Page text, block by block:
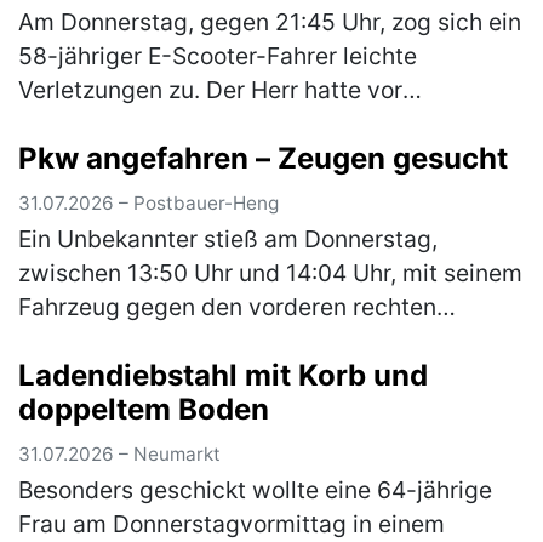
Am Donnerstag, gegen 21:45 Uhr, zog sich ein
58-jähriger E-Scooter-Fahrer leichte
Verletzungen zu. Der Herr hatte vor
Folge „Am Stadtgraben“ alleinbeteil…(mehr)
Pkw angefahren – Zeugen gesucht
31.07.2026 – Postbauer-Heng
Ein Unbekannter stieß am Donnerstag,
zwischen 13:50 Uhr und 14:04 Uhr, mit seinem
Fahrzeug gegen den vorderen rechten
war zur Tatzeit auf dem Parkplatz eines…
(mehr)
Ladendiebstahl mit Korb und
doppeltem Boden
31.07.2026 – Neumarkt
Besonders geschickt wollte eine 64-jährige
Frau am Donnerstagvormittag in einem